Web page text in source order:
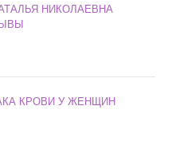
НИКОЛАЕВНА
КРОВИ У ЖЕНЩИН